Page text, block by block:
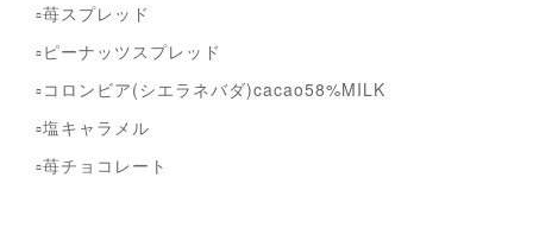
▫︎苺スプレッド
▫︎ピーナッツスプレッド
▫︎コロンビア(シエラネバダ)cacao58%MILK
▫︎塩キャラメル
▫︎苺チョコレート